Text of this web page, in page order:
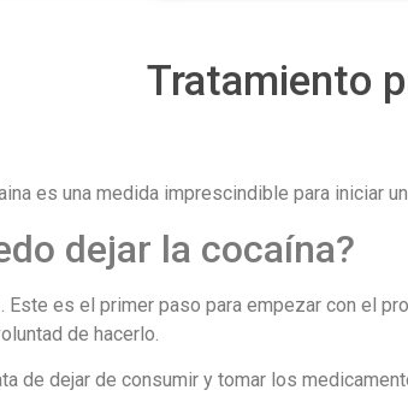
Tratamiento
es una medida imprescindible para iniciar
dejar la cocaína?
Este es el primer paso para empezar con el
de hacerlo.
de dejar de consumir y tomar los